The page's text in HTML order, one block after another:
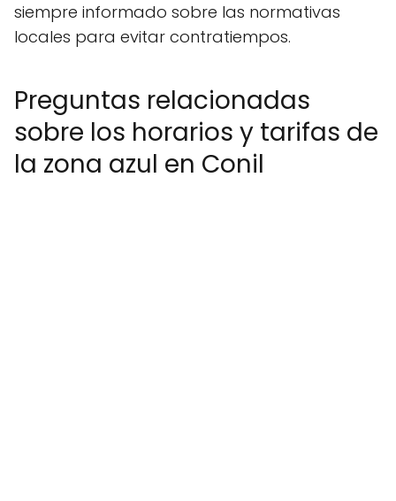
siempre informado sobre las normativas
locales para evitar contratiempos.
Preguntas relacionadas
sobre los horarios y tarifas de
la zona azul en Conil